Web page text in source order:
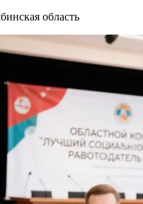
область